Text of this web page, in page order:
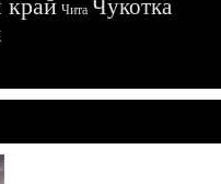
край Чита Чукотка